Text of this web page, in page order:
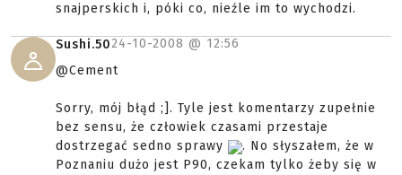
snajperskich i, póki co, nieźle im to wychodzi.
Sushi.5024-10-2008 @ 12:56
@Cement
Sorry, mój błąd ;]. Tyle jest komentarzy zupełnie
bez sensu, że człowiek czasami przestaje
dostrzegać sedno sprawy
. No słyszałem, że w
Poznaniu dużo jest P90, czekam tylko żeby się w